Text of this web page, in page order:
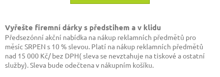
Vyřešte firemní dárky s předstihem a v klidu
Předsezónní akční nabídka na nákup reklamních předmětů pro
měsíc SRPEN s 10 % slevou. Platí na nákup reklamních předmětů
nad 15 000 Kč/ bez DPH( sleva se nevztahuje na tiskové a ostatní
služby). Sleva bude odečtena v nákupním košíku.